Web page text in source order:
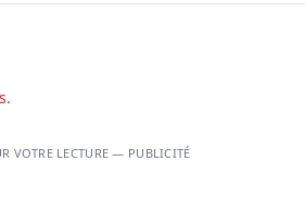
VOTRE LECTURE — PUBLICITÉ